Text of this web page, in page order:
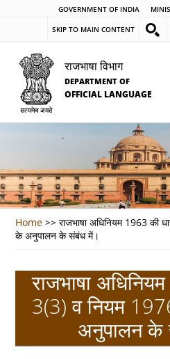
GOVERNMENT OF INDIA
SKIP TO MAIN CONTENT
राजभाषा विभाग
DEPARTMENT OF
OFFICIAL LANGUAGE
Home >>राजभाषा अधिनियम 1963 की
के अनुपालन के संबंध में।
राजभाषा
3(3) व नियम
अनुपालन के